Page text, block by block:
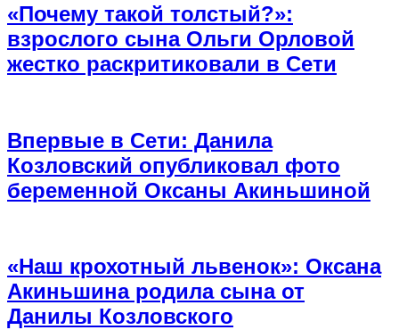
«Почему такой толстый?»:
взрослого сына Ольги Орловой
жестко раскритиковали в Сети
Впервые в Сети: Данила
Козловский опубликовал фото
беременной Оксаны Акиньшиной
«Наш крохотный львенок»: Оксана
Акиньшина родила сына от
Данилы Козловского